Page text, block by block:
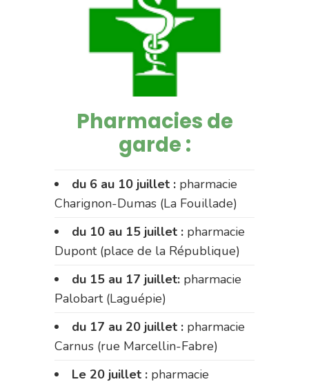
Pharmacies de
garde :
du 6 au 10 juillet : pharmacie
Charignon-Dumas (La Fouillade)
du 10 au 15 juillet : pharmacie
Dupont (place de la République)
du 15 au 17 juillet: pharmacie
Palobart (Laguépie)
du 17 au 20 juillet : pharmacie
Carnus (rue Marcellin-Fabre)
Le 20 juillet : pharmacie